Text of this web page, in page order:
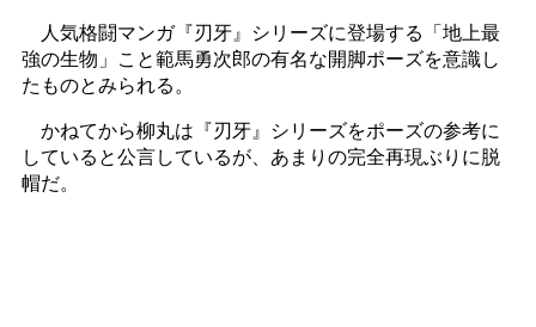
人気格闘マンガ『刃牙』シリーズに登場する「地上最
強の生物」こと範馬勇次郎の有名な開脚ポーズを意識し
たものとみられる。
かねてから柳丸は『刃牙』シリーズをポーズの参考に
していると公言しているが、あまりの完全再現ぶりに脱
帽だ。